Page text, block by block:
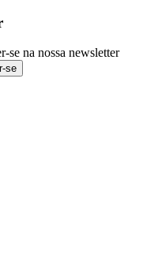
se na nossa newsletter
se